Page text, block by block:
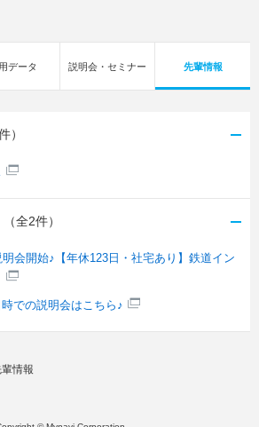
データ 説明会・セミナー 先輩情報
）
（全2件）
会開始♪【年休123日・社宅あり】鉄道イン
での説明会はこちら♪
情報